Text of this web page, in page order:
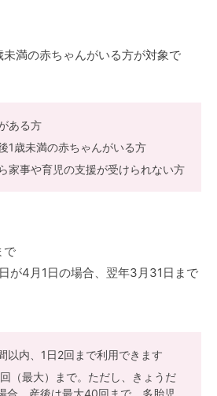
満の赤ちゃんがいる方が対象で
ある方
1歳未満の赤ちゃんがいる方
家事や育児の支援が受けられない方
で
が4月1日の場合、翌年3月31日まで
以内、1日2回まで利用できます
（最大）まで。ただし、きょうだ
合、産後は最大40回まで。多胎児